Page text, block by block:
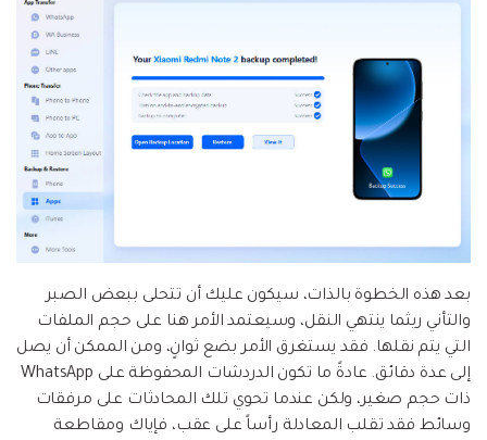
بعد هذه الخطوة بالذات، سيكون عليك أن تتحلى ببعض الصبر
والتأني ريثما ينتهي النقل، وسيعتمد الأمر هنا على حجم الملفات
التي يتم نقلها. فقد يستغرق الأمر بضع ثوانٍ، ومن الممكن أن يصل
إلى عدة دقائق. عادةً ما تكون الدردشات المحفوظة على WhatsApp
ذات حجم صغير، ولكن عندما تحوي تلك المحادثات على مرفقات
وسائط فقد تقلب المعادلة رأساً على عقب، فإياك ومقاطعة